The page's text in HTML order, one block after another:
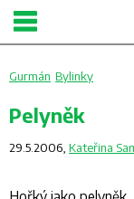
Gurmán Bylinky
Pelyněk
29.5.2006, Kateřina